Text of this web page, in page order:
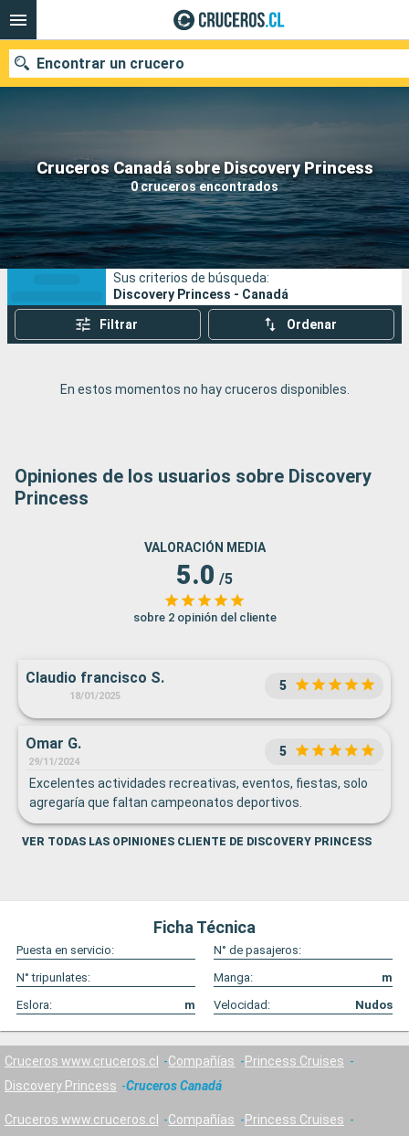
Cruceros Canadá sobre Discovery Princess
0 cruceros encontrados
Encontrar un crucero
Nuestros destinos
Fecha de salida
Puertos Compañías
Buscar
Sus criterios de búsqueda:
Discovery Princess - Canadá
Filtrar Ordenar
En estos momentos no hay cruceros disponibles.
Opiniones de los usuarios sobre Discovery
Princess
VALORACIÓN MEDIA
5.0 /5
sobre 2 opinión del cliente
Claudio francisco S.
18/01/2025
5
Omar G.
29/11/2024
5
Excelentes actividades recreativas, eventos, fiestas, solo
agregaría que faltan campeonatos deportivos.
VER TODAS LAS OPINIONES CLIENTE DE DISCOVERY PRINCESS
Ficha Técnica
Puesta en servicio:
N° de pasajeros:
N° tripunlates:
Manga:
m
Eslora:
m Velocidad: Nudos
Cruceros www.cruceros.cl Compañías
Princess Cruises
Discovery Princess
Cruceros Canadá
Cruceros www.cruceros.cl Compañías
Princess Cruises